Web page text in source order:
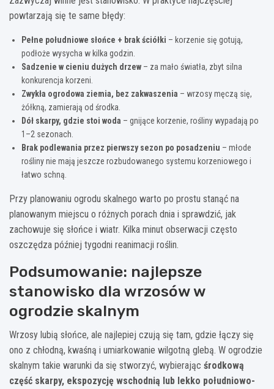
powtarzają się te same błędy:
Pełne południowe słońce + brak ściółki – korzenie się gotują,
podłoże wysycha w kilka godzin.
Sadzenie w cieniu dużych drzew – za mało światła, zbyt silna
konkurencja korzeni.
Zwykła ogrodowa ziemia, bez zakwaszenia – wrzosy męczą się,
żółkną, zamierają od środka.
Dół skarpy, gdzie stoi woda – gnijące korzenie, rośliny wypadają po
1–2 sezonach.
Brak podlewania przez pierwszy sezon po posadzeniu – młode
rośliny nie mają jeszcze rozbudowanego systemu korzeniowego i
łatwo schną.
Przy planowaniu ogrodu skalnego warto po prostu stanąć na
planowanym miejscu o różnych porach dnia i sprawdzić, jak
zachowuje się słońce i wiatr. Kilka minut obserwacji często
oszczędza później tygodni reanimacji roślin.
Podsumowanie: najlepsze
stanowisko dla wrzosów w
ogrodzie skalnym
Wrzosy lubią słońce, ale najlepiej czują się tam, gdzie łączy się
ono z chłodną, kwaśną i umiarkowanie wilgotną glebą. W ogrodzie
skalnym takie warunki da się stworzyć, wybierając środkową
część skarpy, ekspozycję wschodnią lub lekko południowo-